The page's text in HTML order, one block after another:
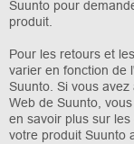
Suunto pour
produit.
Pour les retours et
varier en fonction de
Suunto. Si vous
Web de Suunto,
en savoir plus sur
votre produit Suunto